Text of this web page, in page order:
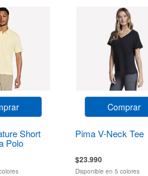
Short
Polo
Comprar
Pima V-Neck Tee
$23.990
Disponible en 5 colores